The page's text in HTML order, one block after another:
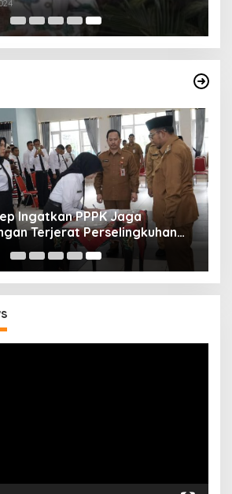
Ingatkan PPPK Jaga
Terjerat Perselingkuhan